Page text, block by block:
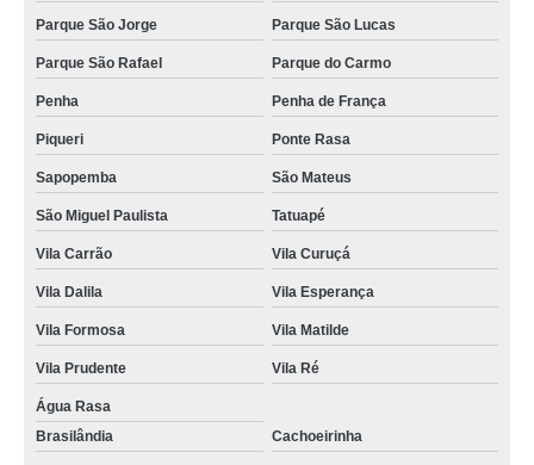
Parque São Jorge Parque São Lucas
Parque São Rafael Parque do Carmo
Penha Penha de França
Piqueri Ponte Rasa
Sapopemba São Mateus
São Miguel Paulista Tatuapé
Vila Carrão Vila Curuçá
Vila Dalila Vila Esperança
Vila Formosa Vila Matilde
Vila Prudente Vila Ré
Água Rasa
Brasilândia
Cachoeirinha